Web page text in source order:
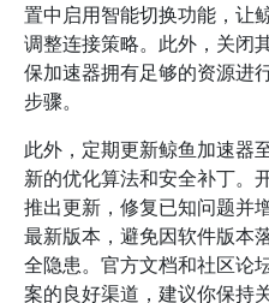
置中启用智能切换功能，让
调整连接策略。此外，关闭
保加速器拥有足够的资源进
步骤。
此外，定期更新鲸鱼加速器
新的优化算法和安全补丁。
推出更新，修复已知问题并
最新版本，避免因软件版本
全隐患。官方文档和社区论
案的良好渠道，建议你保持关